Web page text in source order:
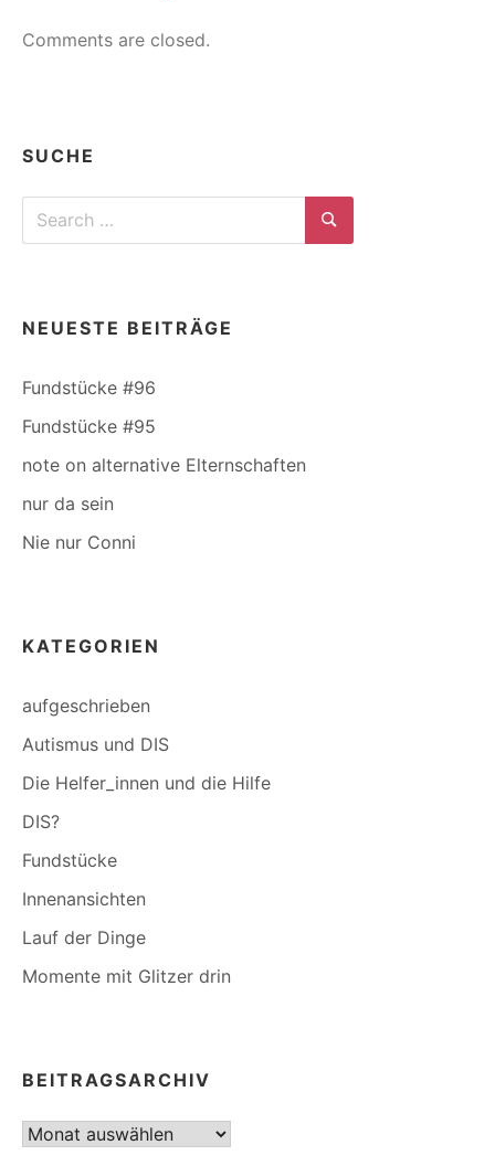
Comments are closed.
SUCHE
Search
Search
NEUESTE BEITRÄGE
Fundstücke #96
Fundstücke #95
note on alternative Elternschaften
nur da sein
Nie nur Conni
KATEGORIEN
aufgeschrieben
Autismus und DIS
Die Helfer_innen und die Hilfe
DIS?
Fundstücke
Innenansichten
Lauf der Dinge
Momente mit Glitzer drin
BEITRAGSARCHIV
Beitragsarchiv